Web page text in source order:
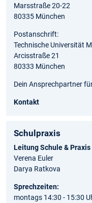
Marsstraße 20-22
80335 München
Postanschrift:
Technische Universität
Arcisstraße 21
80333 München
Dein Ansprechpartner
Kontakt
Schulpraxis
Leitung Schule & Praxis
Verena Euler
Darya Ratkova
Sprechzeiten:
montags 14:30 - 15:30